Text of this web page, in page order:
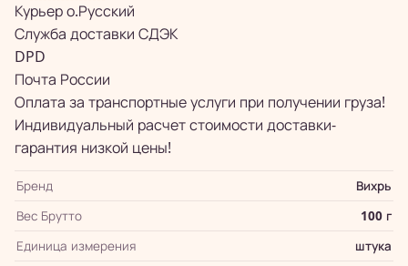
Курьер о.Русский
Служба доставки СДЭК
DPD
Почта России
Оплата за транспортные услуги при получении груза!
Индивидуальный расчет стоимости доставки-
гарантия низкой цены!
Бренд
Вихрь
Вес Брутто
100 г
Единица измерения
штука